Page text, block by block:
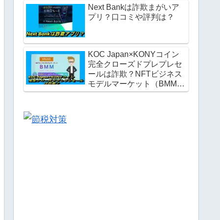
Next Bankは詐欺まがいア
プリ？口コミや評判は？
KOC Japan×KONYコイン
完全クローズドプレプレセ
ールは詐欺？NFTビジネス
モデルマーケット（BMM）
とは？